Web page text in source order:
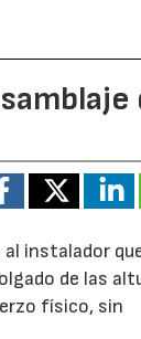
instalador
de las
físico, sin